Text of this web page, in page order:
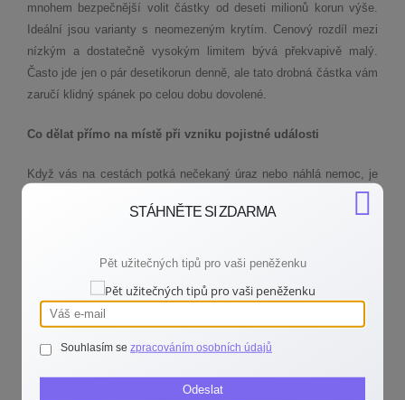
mnohem bezpečnější volit částky od deseti milionů korun výše.
Ideální jsou varianty s neomezeným krytím. Cenový rozdíl mezi
nízkým a dostatečně vysokým limitem bývá překvapivě malý.
Často jde jen o pár desetikorun denně, ale tato drobná částka vám
zaručí klidný spánek po celou dobu dovolené.
Co dělat přímo na místě při vzniku pojistné události
Když vás na cestách potká nečekaný úraz nebo náhlá nemoc, je
zcela přirozené, že nastoupí stres. V takové chvíli je nejdůležitější
zachovat chladnou hlavu a co nejdříve kontaktovat asistenční
najdete vždy na své asistenční kartičce. Operátoři jsou zkušení,
hovoří česky a provedou vás celou situací krok za krokem.
Především vám doporučí prověřené lékařské zařízení. Tím se
vyhnete návštěvě drahých soukromých klinik, jejichž péči by vám
pojišťovna nemusela plně proplatit.
Pro bezproblémové získání peněz od pojišťovny je také naprosto
STÁHNĚTE SI ZDARMA
Pět užitečných tipů pro vaši peněženku
Souhlasím se zpracováním osobních údajů
Odeslat